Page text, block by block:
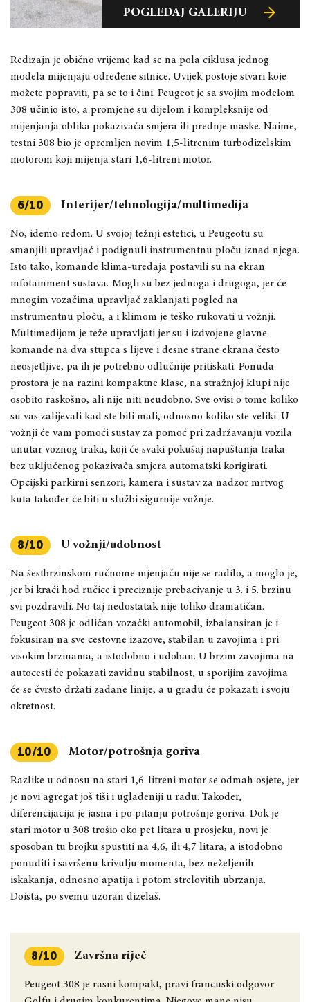
POGLEDAJ GALERIJU
POGLEDAJ GALERIJU
POGLEDAJ GALERIJU
Redizajn je obično vrijeme kad se na pola ciklusa jednog
modela mijenjaju određene sitnice. Uvijek postoje stvari koje
možete popraviti, pa se to i čini. Peugeot je sa svojim modelom
308 učinio isto, a promjene su dijelom i kompleksnije od
mijenjanja oblika pokazivača smjera ili prednje maske. Naime,
testni 308 bio je opremljen novim 1,5-litrenim turbodizelskim
motorom koji mijenja stari 1,6-litreni motor.
6/10 Interijer/tehnologija/multimedija
No, idemo redom. U svojoj težnji estetici, u Peugeotu su
smanjili upravljač i podignuli instrumentnu ploču iznad njega.
Isto tako, komande klima-uređaja postavili su na ekran
infotainment sustava. Mogli su bez jednoga i drugoga, jer će
mnogim vozačima upravljač zaklanjati pogled na
instrumentnu ploču, a i klimom je teško rukovati u vožnji.
Multimedijom je teže upravljati jer su i izdvojene glavne
komande na dva stupca s lijeve i desne strane ekrana često
neosjetljive, pa ih je potrebno odlučnije pritiskati. Ponuda
prostora je na razini kompaktne klase, na stražnjoj klupi nije
osobito raskošno, ali nije niti neudobno. Sve ovisi o tome koliko
su vas zalijevali kad ste bili mali, odnosno koliko ste veliki. U
vožnji će vam pomoći sustav za pomoć pri zadržavanju vozila
unutar voznog traka, koji će svaki pokušaj napuštanja traka
bez uključenog pokazivača smjera automatski korigirati.
Opcijski parkirni senzori, kamera i sustav za nadzor mrtvog
kuta također će biti u službi sigurnije vožnje.
8/10 U vožnji/udobnost
Na šestbrzinskom ručnome mjenjaču nije se radilo, a moglo je,
jer bi kraći hod ručice i preciznije prebacivanje u 3. i 5. brzinu
svi pozdravili. No taj nedostatak nije toliko dramatičan.
Peugeot 308 je odličan vozački automobil, izbalansiran je i
fokusiran na sve cestovne izazove, stabilan u zavojima i pri
visokim brzinama, a istodobno i udoban. U brzim zavojima na
autocesti će pokazati zavidnu stabilnost, u sporijim zavojima
će se čvrsto držati zadane linije, a u gradu će pokazati i svoju
okretnost.
10/10 Motor/potrošnja goriva
Razlike u odnosu na stari 1,6-litreni motor se odmah osjete, jer
je novi agregat još tiši i uglađeniji u radu. Također,
diferencijacija je jasna i po pitanju potrošnje goriva. Dok je
stari motor u 308 trošio oko pet litara u prosjeku, novi je
sposoban tu brojku spustiti na 4,6, ili 4,7 litara, a istodobno
ponuditi i savršenu krivulju momenta, bez neželjenih
iskakanja, odnosno apatija i potom strelovitih ubrzanja.
Doista, po svemu uzoran dizelaš.
8/10 Završna riječ
Peugeot 308 je rasni kompakt, pravi francuski odgovor